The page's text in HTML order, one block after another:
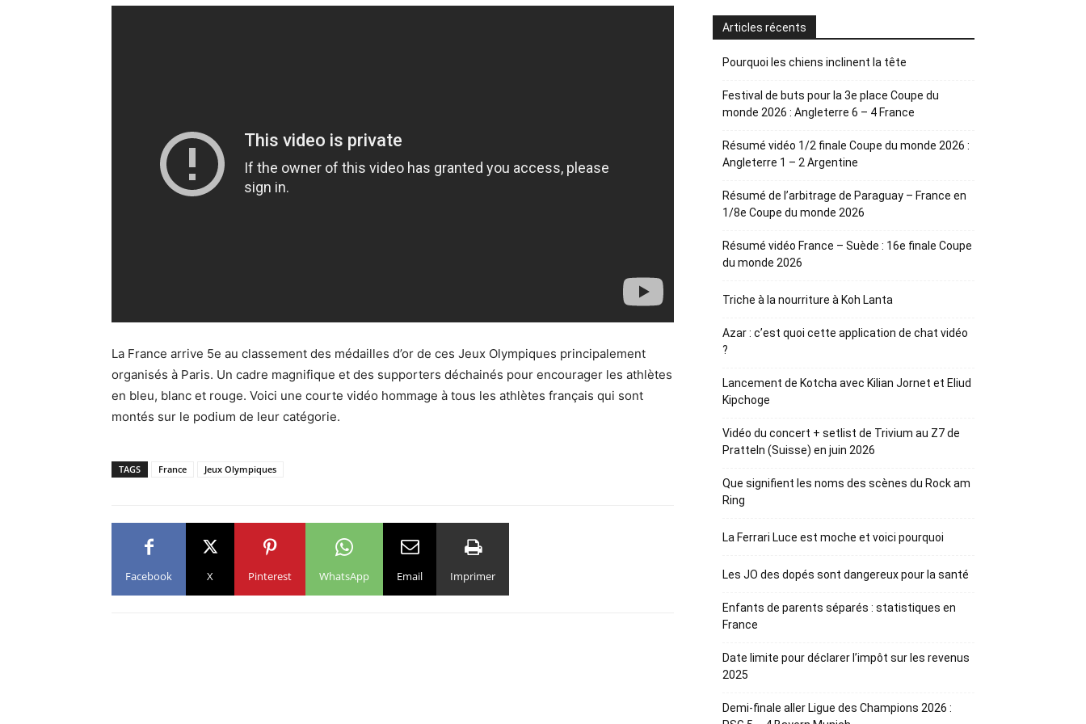
La France arrive 5e au classement des médailles d’or de ces Jeux Olympiques principalement
organisés à Paris. Un cadre magnifique et des supporters déchainés pour encourager les athlètes
en bleu, blanc et rouge. Voici une courte vidéo hommage à tous les athlètes français qui sont
montés sur le podium de leur catégorie.
TAGS France Jeux Olympiques
Facebook X Pinterest WhatsApp Email Imprimer
Articles récents
Pourquoi les chiens inclinent la tête
Festival de buts pour la 3e place Coupe du
monde 2026 : Angleterre 6 – 4 France
Résumé vidéo 1/2 finale Coupe du monde 2026 :
Angleterre 1 – 2 Argentine
Résumé de l’arbitrage de Paraguay – France en
1/8e Coupe du monde 2026
Résumé vidéo France – Suède : 16e finale Coupe
du monde 2026
Triche à la nourriture à Koh Lanta
Azar : c’est quoi cette application de chat vidéo
?
Lancement de Kotcha avec Kilian Jornet et Eliud
Kipchoge
Vidéo du concert + setlist de Trivium au Z7 de
Pratteln (Suisse) en juin 2026
Que signifient les noms des scènes du Rock am
Ring
La Ferrari Luce est moche et voici pourquoi
Les JO des dopés sont dangereux pour la santé
Enfants de parents séparés : statistiques en
France
Date limite pour déclarer l’impôt sur les revenus
2025
Demi-finale aller Ligue des Champions 2026 :